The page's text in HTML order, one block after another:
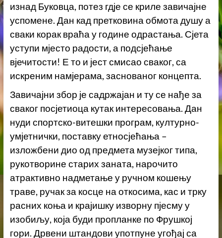
изнад Буковца, потез гдје се криле завичајне
успомене. Дан кад претковина обмота душу а
сваки корак враћа у године одрастања. Сјета
уступи мјесто радости, а подсјећање
вјечитости! Е то и јест смисао сваког, са
искреним намјерама, заснованог концепта.
Завичајни збор је садржајан и ту се нађе за
сваког посјетиоца кутак интересовања. Дан
нуди спортско-витешки програм, културно-
умјетнички, поставку етносјећања –
изложбени дио од предмета музејког типа,
рукотворине старих заната, нарочито
атрактивно надметање у ручном кошењу
траве, ручак за косце на откосима, кас и трку
расних коња и крајишку изворну пјесму у
изобиљу, која буди пропланке по Фрушкој
гори. Дрвени штандови употпуне угођај са